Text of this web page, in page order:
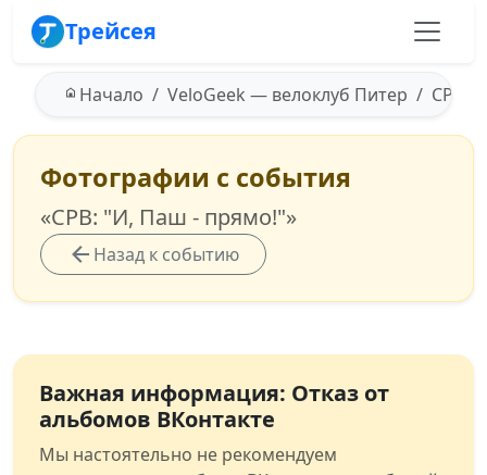
Трейсея
Начало VeloGeek — велоклуб Питер СРВ:
Фотографии с события
«СРВ: "И, Паш - прямо!"»
Назад к событию
Важная информация: Отказ от
альбомов ВКонтакте
Мы настоятельно не рекомендуем